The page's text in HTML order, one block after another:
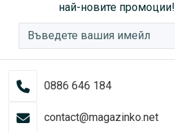
най-новите промоции!
0886 646 184
contact@magazinko.net